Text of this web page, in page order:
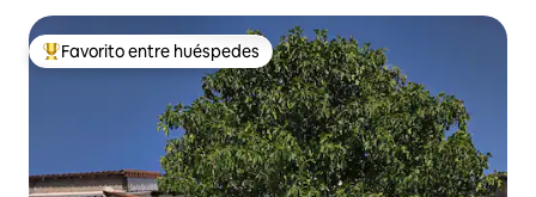
De los mejores en Favorito entre huéspedes
Favorito entre huéspedes